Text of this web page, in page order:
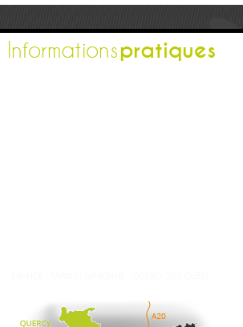
Informationspratiques